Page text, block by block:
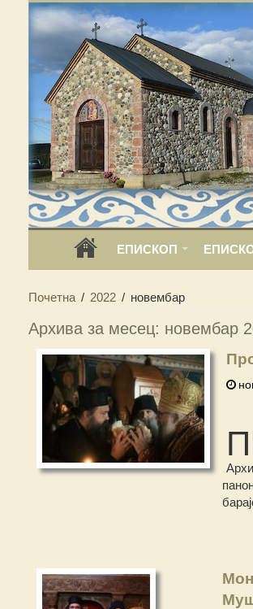
ЕПИСКОП
Почетна / 2022 / новембар
Архива за месец: новембар
П